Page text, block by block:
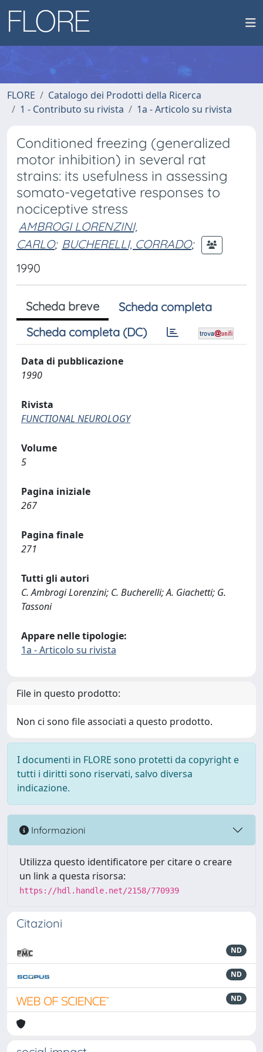
FLORE
Catalogo dei Prodotti della Ricerca
1 - Contributo su rivista
1a - Articolo su rivista
Conditioned freezing (generalized
motor inhibition) in several rat
strains: its usefulness in assessing
somato-vegetative responses to
nociceptive stress
AMBROGI LORENZINI,
CARLO; BUCHERELLI, CORRADO;
1990
Scheda breve
Scheda completa
Scheda completa (DC)
Data di pubblicazione
1990
Rivista
FUNCTIONAL NEUROLOGY
Volume
5
Pagina iniziale
267
Pagina finale
271
Tutti gli autori
C. Ambrogi Lorenzini; C. Bucherelli; A. Giachetti; G.
Tassoni
Appare nelle tipologie:
1a - Articolo su rivista
File in questo prodotto:
Non ci sono file associati a questo prodotto.
I documenti in FLORE sono protetti da copyright e
tutti i diritti sono riservati, salvo diversa
indicazione.
Informazioni
Utilizza questo identificatore per citare o creare
un link a questa risorsa:
https://hdl.handle.net/2158/770939
Citazioni
ND
ND
ND